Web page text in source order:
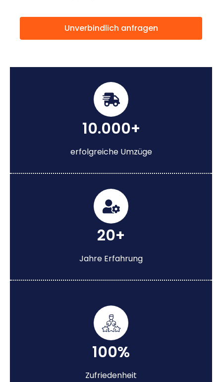
Unverbindlich anfragen
10.000+
erfolgreiche Umzüge
20+
Jahre Erfahrung
100%
Zufriedenheit